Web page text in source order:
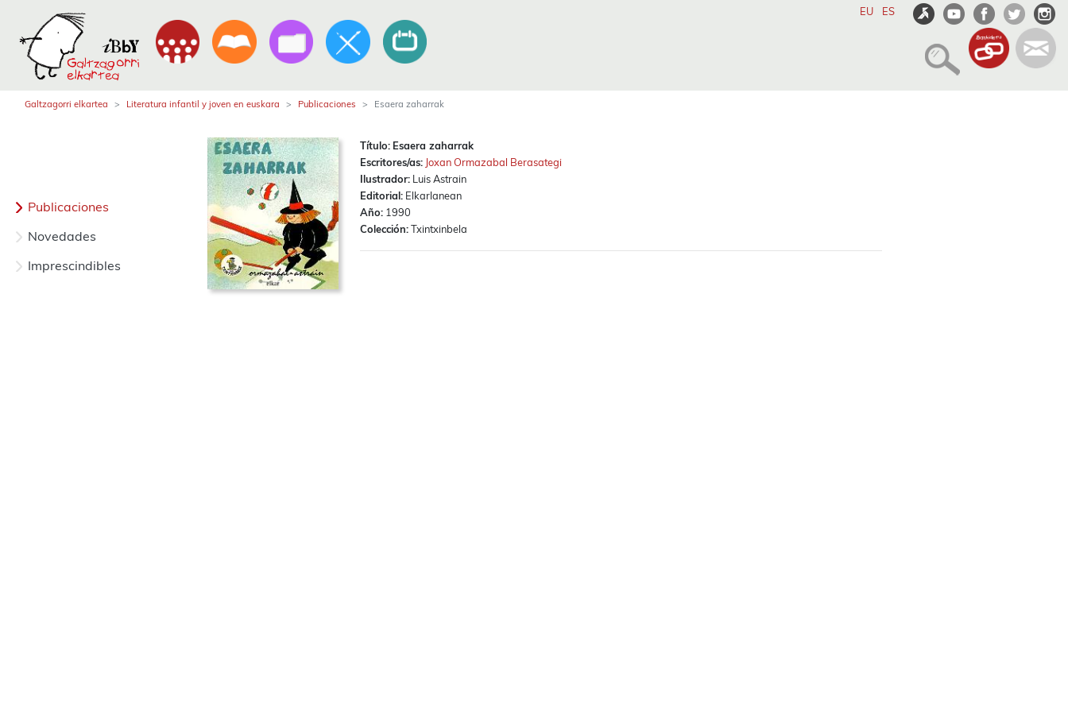
ES
EU
Galtzagorri elkartea Literatura infantil y joven en euskara Publicaciones Esaera zaharrak
Publicaciones
Novedades
Imprescindibles
Título: Esaera zaharrak
Escritores/as: Joxan Ormazabal Berasategi
Ilustrador: Luis Astrain
Editorial: Elkarlanean
Año: 1990
Colección:Txintxinbela